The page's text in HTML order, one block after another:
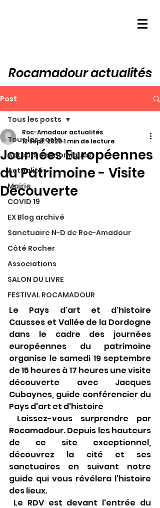
Rocamadour actualités
Post
Tous les posts
Acteurs économiques
Actualités
Mairie
COVID 19
EX Blog archivé
Sanctuaire N-D de Roc-Amadour
Côté Rocher
Associations
SALON DU LIVRE
FESTIVAL ROCAMADOUR
Tous les posts
Journées Européennes
du Patrimoine - Visite
Découverte
Roc-Amadour actualités
12 sept. 20201 min de lecture
Le Pays d'art et d'histoire
Causses et Vallée de la Dordogne
dans le cadre des journées
européennes du patrimoine
organise le samedi 19 septembre
de 15 heures à 17 heures une visite
découverte avec Jacques
Cubaynes, guide conférencier du
Pays d'art et d'histoire
Rocamadour. Depuis les hauteurs
de ce site exceptionnel,
découvrez la cité et ses
sanctuaires en suivant notre
guide qui vous révélera l’histoire
des lieux.